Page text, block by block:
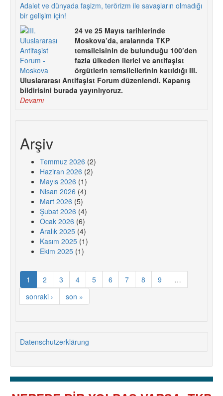
Adalet ve dünyada faşizm, terörizm ile savaşların olmadığı
bir gelişim için!
24 ve 25 Mayıs tarihlerinde
Moskova’da, aralarında TKP
temsilcisinin de bulunduğu 100’den
fazla ülkeden ilerici ve antifaşist
örgütlerin temsilcilerinin katıldığı III.
Uluslararası Antifaşist Forum düzenlendi. Kapanış
bildirisini burada yayınlıyoruz.
Devamı
Arşiv
Temmuz 2026 (2)
Haziran 2026 (2)
Mayıs 2026 (1)
Nisan 2026 (4)
Mart 2026 (5)
Şubat 2026 (4)
Ocak 2026 (6)
Aralık 2025 (4)
Kasım 2025 (1)
Ekim 2025 (1)
1 2 3 4 5 6 7 8 9
…
sonraki ›
son »
Datenschutzerklärung